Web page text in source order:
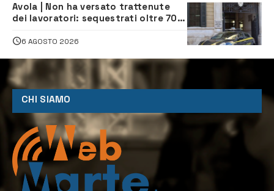
Avola | Non ha versato trattenute
dei lavoratori: sequestrati oltre 700
climatizzazione
6 AGOSTO 2026
CHI SIAMO